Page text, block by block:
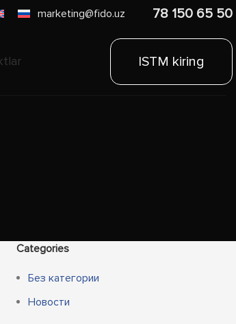
marketing@fido.uz 78 150 65 50
ISTM kiring
Categories
Без категории
Новости